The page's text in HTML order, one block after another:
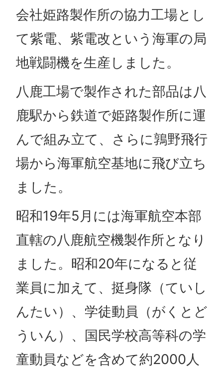
会社姫路製作所の協力工場とし
て紫電、紫電改という海軍の局
地戦闘機を生産しました。
八鹿工場で製作された部品は八
鹿駅から鉄道で姫路製作所に運
んで組み立て、さらに鶉野飛行
場から海軍航空基地に飛び立ち
ました。
昭和19年5月には海軍航空本部
直轄の八鹿航空機製作所となり
ました。昭和20年になると従
業員に加えて、挺身隊（ていし
んたい）、学徒動員（がくとど
ういん）、国民学校高等科の学
童動員などを含めて約2000人